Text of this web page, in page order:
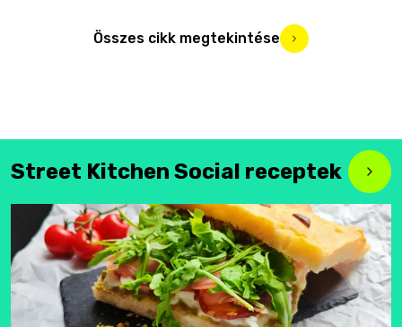
Összes cikk megtekintése
Street Kitchen Social receptek